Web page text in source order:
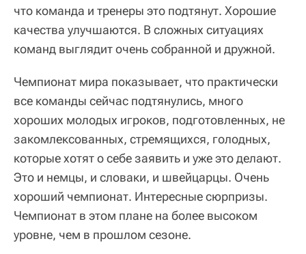
что команда и тренеры это подтянут. Хорошие
качества улучшаются. В сложных ситуациях
команд выглядит очень собранной и дружной.
Чемпионат мира показывает, что практически
все команды сейчас подтянулись, много
хороших молодых игроков, подготовленных, не
закомлексованных, стремящихся, голодных,
которые хотят о себе заявить и уже это делают.
Это и немцы, и словаки, и швейцарцы. Очень
хороший чемпионат. Интересные сюрпризы.
Чемпионат в этом плане на более высоком
уровне, чем в прошлом сезоне.